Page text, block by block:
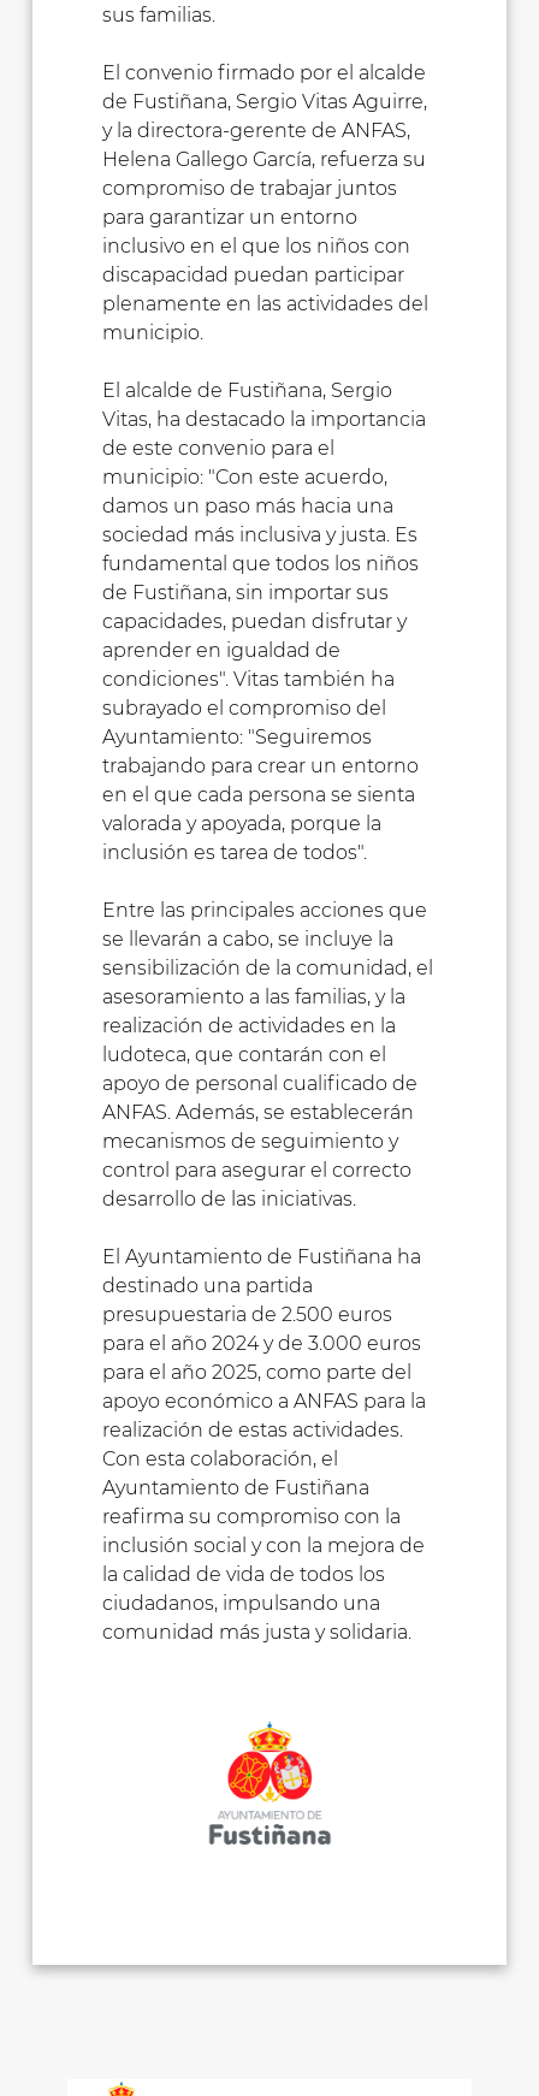
sus familias.
El convenio firmado por el alcalde
de Fustiñana, Sergio Vitas Aguirre,
y la directora-gerente de ANFAS,
Helena Gallego García, refuerza su
compromiso de trabajar juntos
para garantizar un entorno
inclusivo en el que los niños con
discapacidad puedan participar
plenamente en las actividades del
municipio.
El alcalde de Fustiñana, Sergio
Vitas, ha destacado la importancia
de este convenio para el
municipio: "Con este acuerdo,
damos un paso más hacia una
sociedad más inclusiva y justa. Es
fundamental que todos los niños
de Fustiñana, sin importar sus
capacidades, puedan disfrutar y
aprender en igualdad de
condiciones". Vitas también ha
subrayado el compromiso del
Ayuntamiento: "Seguiremos
trabajando para crear un entorno
en el que cada persona se sienta
valorada y apoyada, porque la
inclusión es tarea de todos".
Entre las principales acciones que
se llevarán a cabo, se incluye la
sensibilización de la comunidad, el
asesoramiento a las familias, y la
realización de actividades en la
ludoteca, que contarán con el
apoyo de personal cualificado de
ANFAS. Además, se establecerán
mecanismos de seguimiento y
control para asegurar el correcto
desarrollo de las iniciativas.
El Ayuntamiento de Fustiñana ha
destinado una partida
presupuestaria de 2.500 euros
para el año 2024 y de 3.000 euros
para el año 2025, como parte del
apoyo económico a ANFAS para la
realización de estas actividades.
Con esta colaboración, el
Ayuntamiento de Fustiñana
reafirma su compromiso con la
inclusión social y con la mejora de
la calidad de vida de todos los
ciudadanos, impulsando una
comunidad más justa y solidaria.